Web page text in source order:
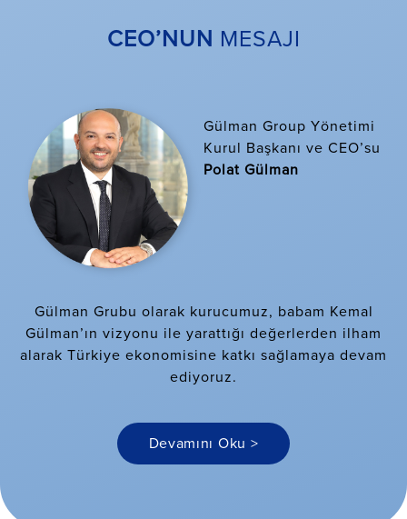
CEO’NUN MESAJI
Gülman Group Yönetimi
Kurul Başkanı ve CEO’su
Polat Gülman
Gülman Grubu olarak kurucumuz, babam Kemal
Gülman’ın vizyonu ile yarattığı değerlerden ilham
alarak Türkiye ekonomisine katkı sağlamaya devam
ediyoruz.
Devamını Oku >